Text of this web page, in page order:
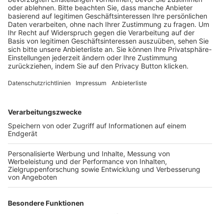
BFV-Geschäftsstellen
Trainerbörse
Login SpielPlus
FOLGE DEM BFV
TOP-VEREINE
TOP-PARTNER